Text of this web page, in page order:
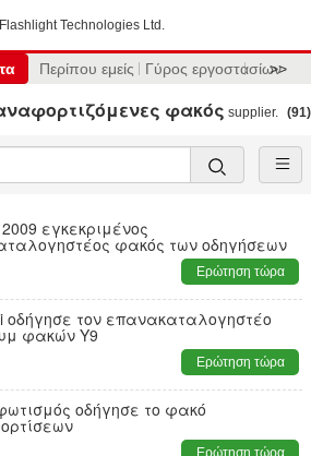
Technologies Ltd.
Περίπου εμείς Γύρος εργοστασίων
>>
φακός supplier. (91)
εγκεκριμένος
φακός των οδηγήσεων
Ερώτηση τώρα
οδήγησε τον επανακαταλογηστέο
φακών Y9
Ερώτηση τώρα
οδήγησε το φακό
Ερώτηση τώρα